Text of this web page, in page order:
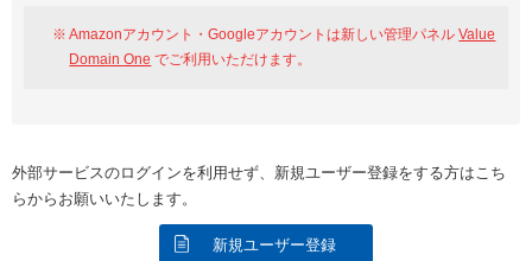
Amazonアカウント・Googleアカウントは新しい管理パネルValue
Domain One でご利用いただけます。
外部サービスのログインを利用せず、新規ユーザー登録をする方はこち
らからお願いいたします。
新規ユーザー登録